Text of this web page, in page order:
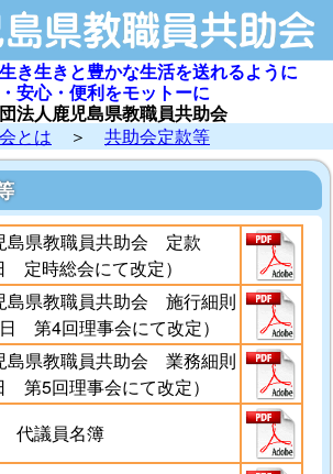
き生きと豊かな生活を送れるように
安心・便利をモットーに
法人鹿児島県教職員共助会
とは ＞ 共助会定款等
島県教職員共助会 定款
定時総会にて改定）
島県教職員共助会 施行細則
第4回理事会にて改定）
島県教職員共助会 業務細則
第5回理事会にて改定）
代議員名簿